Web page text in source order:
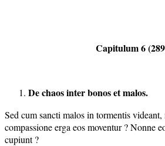
Capitulum 6
De chaos inter bonos et malos.
Sed cum sancti malos in tormentis videant,
compassione erga eos moventur ? Nonne
cupiunt ?